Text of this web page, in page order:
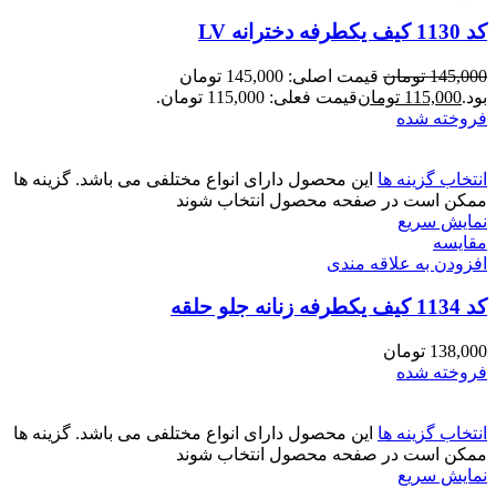
کد 1130 کیف یکطرفه دخترانه LV
145,000 تومان
قیمت اصلی: 145,000 تومان
بود.115,000 تومانقیمت فعلی: 115,000 تومان.
فروخته شده
انتخاب گزینه ها این محصول دارای انواع مختلفی می باشد. گزینه ها
ممکن است در صفحه محصول انتخاب شوند
نمایش سریع
مقايسه
افزودن به علاقه مندی
کد 1134 کیف یکطرفه زنانه جلو حلقه
138,000 تومان
فروخته شده
انتخاب گزینه ها این محصول دارای انواع مختلفی می باشد. گزینه ها
ممکن است در صفحه محصول انتخاب شوند
نمایش سریع